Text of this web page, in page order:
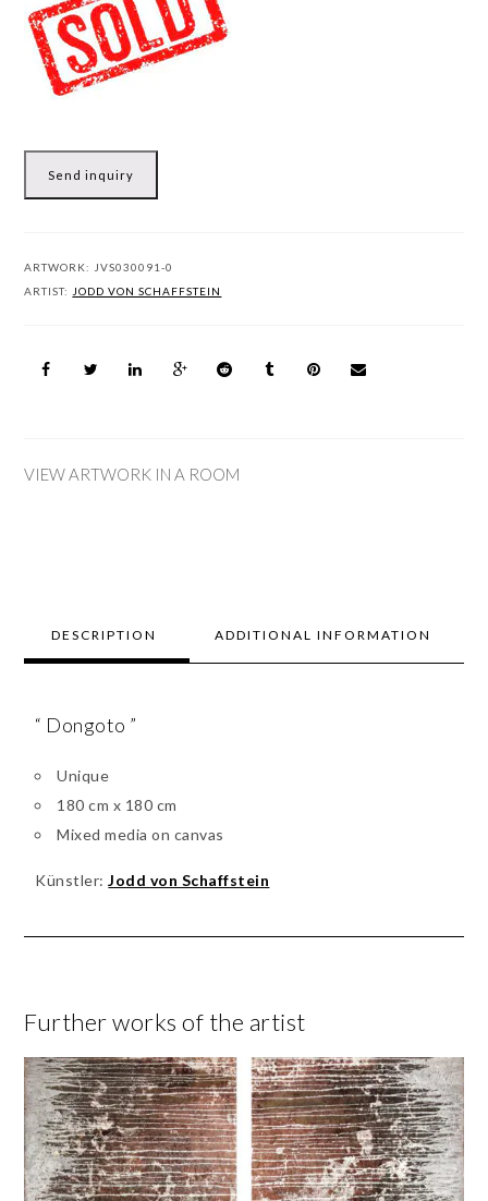
Send inquiry
ARTWORK: JVS030091-0
ARTIST: JODD VON SCHAFFSTEIN
VIEW ARTWORK IN A ROOM
DESCRIPTION ADDITIONAL INFORMATION
“ Dongoto ”
Unique
180 cm x 180 cm
Mixed media on canvas
Künstler:Jodd von Schaffstein
Further works of the artist